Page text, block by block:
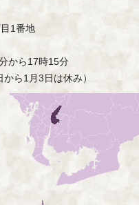
1番地
から17時15分
ら1月3日は休み）